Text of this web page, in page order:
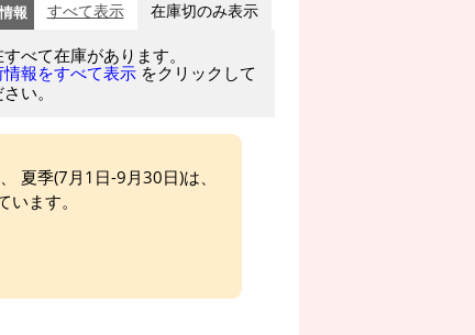
報 すべて表示 在庫切のみ表示
べて在庫があります。
情報をすべて表示 をクリックして
い。
夏季(7月1日-9月30日)は、
ます。